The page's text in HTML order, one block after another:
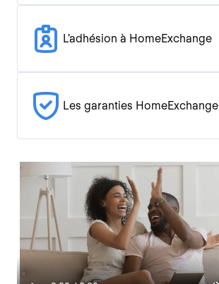
L'adhésion à HomeExchange
Les garanties HomeExchange